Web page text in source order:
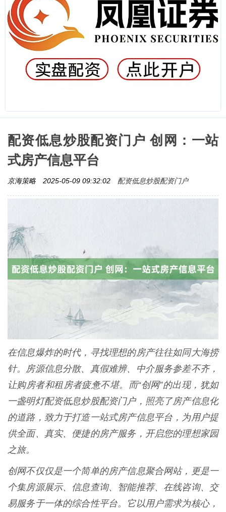
配资低息炒股配资门户 创网：一站
式房产信息平台
京海策略 2025-05-09 09:32:02 配资低息炒股配资门户
在信息爆炸的时代，寻找理想的房产往往如同大海捞
针。房源信息分散、真假难辨、中介服务参差不齐，
让购房者和租房者疲惫不堪。而“创网”的出现，犹如
一盏明灯配资低息炒股配资门户，照亮了房产信息化
的道路，致力于打造一站式房产信息平台，为用户提
供全面、真实、便捷的房产服务，开启您的理想家园
之旅。
创网不仅仅是一个简单的房产信息聚合网站，更是一
个集房源展示、信息查询、智能推荐、在线咨询、交
易服务于一体的综合性平台。它以用户需求为核心，